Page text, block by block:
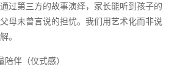
过第三方的故事演绎，家长能听到孩子的
母未曾言说的担忧。我们用艺术化而非说
。
陪伴（仪式感）